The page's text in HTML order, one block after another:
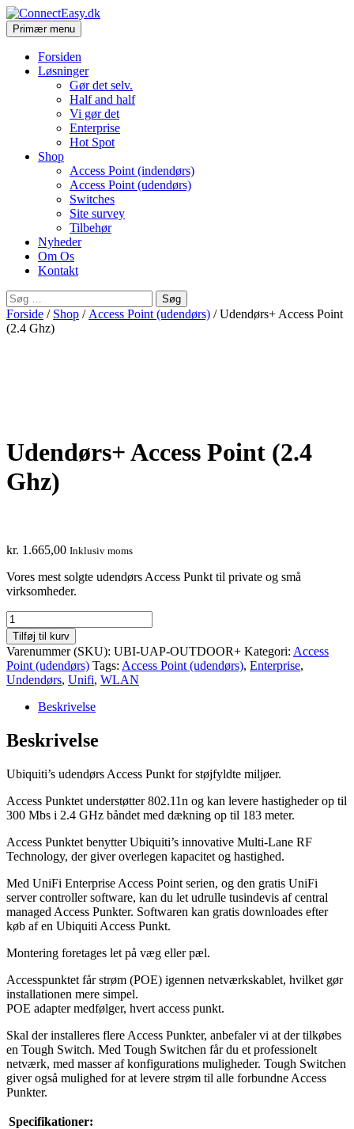
ConnectEasy.dk
SøgPrimær menu Hop
til
Forsiden
Løsninger
Gør det selv.
Half and half
Vi gør det
Enterprise
Hot Spot
Shop
Access Point (indendørs)
Access Point (udendørs)
Switches
Site survey
Tilbehør
Nyheder
Om Os
Kontakt
Søg
efter:
Forside / Shop / Access Point (udendørs) / Udendørs+ Access Point
(2.4 Ghz)
Udendørs+ Access Point (2.4
Ghz)
kr. 1.665,00 Inklusiv moms
Vores mest solgte udendørs Access Punkt til private og små
virksomheder.
Udendørs+
Access
Point
(2.4
Ghz)
antal
Tilføj til kurv
Varenummer (SKU): UBI-UAP-OUTDOOR+ Kategori: Access
Point (udendørs) Tags: Access Point (udendørs), Enterprise,
Undendørs, Unifi, WLAN
Beskrivelse
Beskrivelse
Ubiquiti’s udendørs Access Punkt for støjfyldte miljøer.
Access Punktet understøtter 802.11n og kan levere hastigheder op til
300 Mbs i 2.4 GHz båndet med dækning op til 183 meter.
Access Punktet benytter Ubiquiti’s innovative Multi-Lane RF
Technology, der giver overlegen kapacitet og hastighed.
Med UniFi Enterprise Access Point serien, og den gratis UniFi
server controller software, kan du let udrulle tusindevis af central
managed Access Punkter. Softwaren kan gratis downloades efter
køb af en Ubiquiti Access Punkt.
Montering foretages let på væg eller pæl.
Accesspunktet får strøm (POE) igennen netværkskablet, hvilket gør
installationen mere simpel.
POE adapter medfølger, hvert access punkt.
Skal der installeres flere Access Punkter, anbefaler vi at der tilkøbes
en Tough Switch. Med Tough Switchen får du et professionelt
netværk, med masser af konfigurations muligheder. Tough Switchen
giver også mulighed for at levere strøm til alle forbundne Access
Punkter.
Specifikationer: